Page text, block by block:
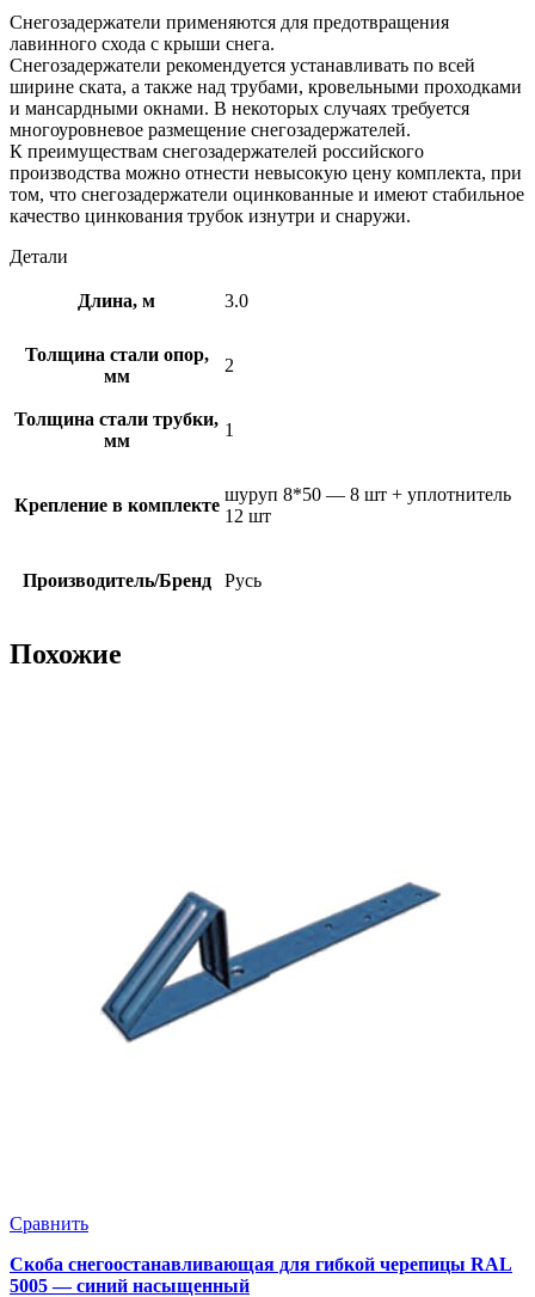
Снегозадержатели применяются для предотвращения
лавинного схода с крыши снега.
Снегозадержатели рекомендуется устанавливать по всей
ширине ската, а также над трубами, кровельными проходками
и мансардными окнами. В некоторых случаях требуется
многоуровневое размещение снегозадержателей.
К преимуществам снегозадержателей российского
производства можно отнести невысокую цену комплекта, при
том, что снегозадержатели оцинкованные и имеют стабильное
качество цинкования трубок изнутри и снаружи.
Детали
Длина, м 3.0
Толщина стали опор,
мм
2
Толщина стали трубки,
мм
1
Крепление в комплекте
шуруп 8*50 — 8 шт + уплотнитель
12 шт
Производитель/Бренд Русь
Похожие
Сравнить
Скоба снегоостанавливающая для гибкой черепицы RAL
5005 — синий насыщенный